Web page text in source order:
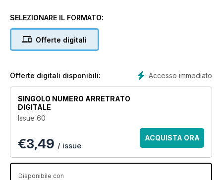
motivate and inspire.
As well as showcasing amazing swimming pools, the
publication focuses on the builders and designers, their
related products like heating, cleaning, pumps, automation,
SELEZIONARE IL FORMATO:
Offerte digitali
Accesso immediato
Offerte digitali disponibili:
SINGOLO NUMERO ARRETRATO
DIGITALE
Issue 60
€3,49 / issue
ACQUISTA ORA
Disponibile con